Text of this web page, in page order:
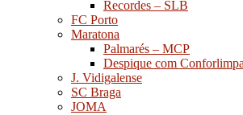
Recordes – SLB
FC Porto
Maratona
Palmarés – MCP
Despique com Conforlimpa
J. Vidigalense
SC Braga
JOMA